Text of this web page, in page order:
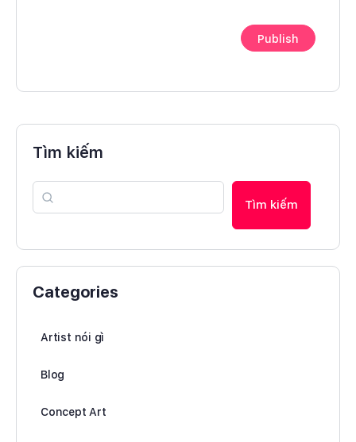
Tìm kiếm
Tìm kiếm
Categories
Artist nói gì
Blog
Concept Art